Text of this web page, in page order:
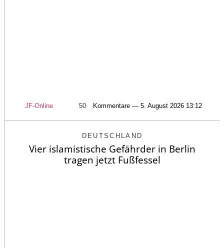
JF-Online 50 Kommentare — 5. August 2026 13:12
DEUTSCHLAND
Vier islamistische Gefährder in Berlin
tragen jetzt Fußfessel